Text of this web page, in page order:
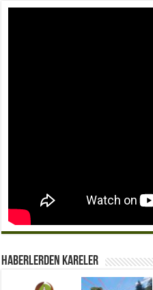
Haberlerden Kareler